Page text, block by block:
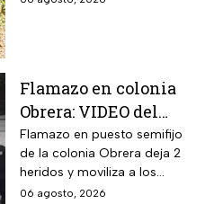
Flamazo en colonia
Obrera: VIDEO del
siniestro en puesto
semifijo que dejó
heridos
Flamazo en puesto semifijo
de la colonia Obrera deja 2
heridos y moviliza a los
servicios de emergencia en
06 agosto, 2026